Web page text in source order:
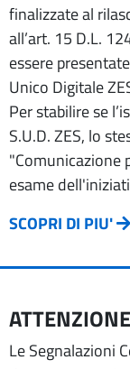
finalizzate al
all’art. 15 D.L.
essere
Unico Digitale
Per stabilire se
S.U.D. ZES, lo
"Comunicazione
esame
SCOPRI DI PIU'
Le Segnalazioni